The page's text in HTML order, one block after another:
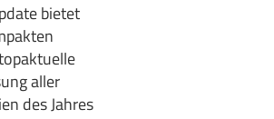
bietet
aller
des Jahres